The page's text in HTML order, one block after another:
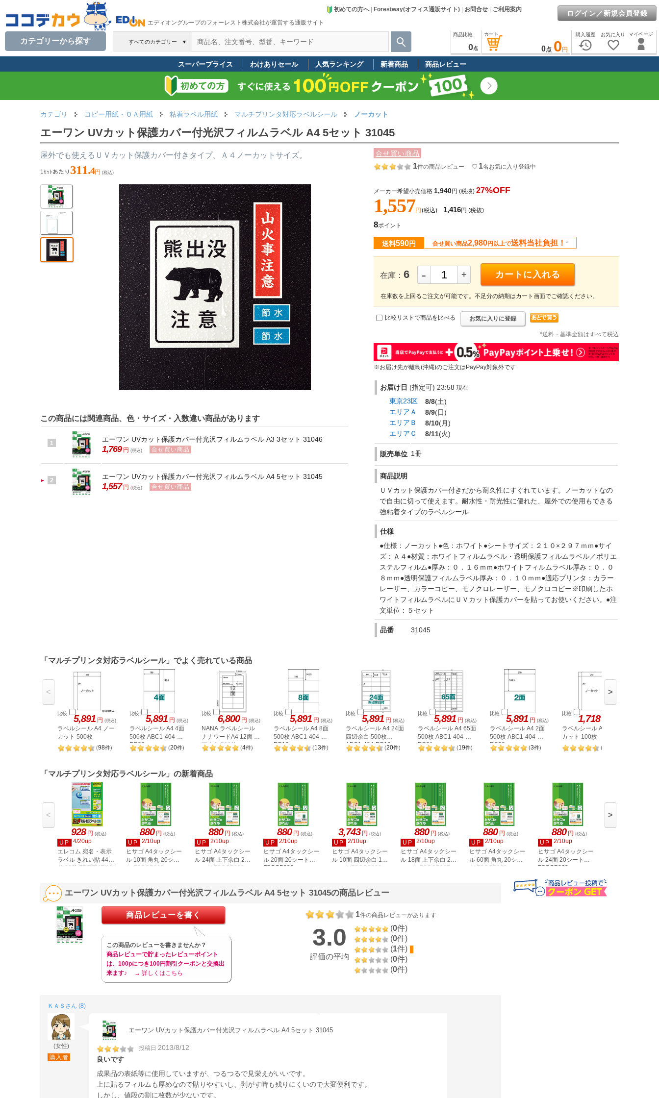
エディオングループのフォーレスト株式会社が運営する通販サイト
初めての方へ| Forestway(オフィス通販サイト) お問合せ ご利用案内 ログイン／新規会員登録
すべてのカテゴリー ▼
カテゴリーから探す
マイページ
お気に入り
favorite_border
購入履歴
history
カート
0点 0 円
商品比較
0点
スーパープライス わけありセール 人気ランキング 新着商品 商品レビュー
カテゴリ コピー用紙・ＯＡ用紙 粘着ラベル用紙 マルチプリンタ対応ラベルシール ノーカット
エーワン UVカット保護カバー付光沢フィルムラベル A4 5セット 31045
合せ買い商品
1件の商品レビュー ♡ 1名 お気に入り登録中
メーカー希望小売価格 1,940円 (税抜) 27%OFF
1,557円 (税込) 1,416円 (税抜)
8ポイント
送料590円 合せ買い商品2,980円以上で送料当社負担！ *
在庫： 6 - + カートに入れる
在庫数を上回るご注文が可能です。不足分の納期はカート画面でご確認ください。
比較リストで商品を比べる お気に入りに登録
*送料・基準金額はすべて税込
※お届け先が離島(沖縄)のご注文はPayPay対象外です
お届け日 (指定可) 23:58 現在
東京23区 8/8(土)
エリアＡ
8/9(日)
エリアＢ
8/10(月)
エリアＣ
8/11(火)
販売単位 1冊
商品説明
ＵＶカット保護カバー付きだから耐久性にすぐれています。ノーカットなの
で自由に切って使えます。耐水性・耐光性に優れた、屋外での使用もできる
強粘着タイプのラベルシール
仕様
●仕様：ノーカット●色：ホワイト●シートサイズ：２１０×２９７ｍｍ●サイ
ズ：Ａ４●材質：ホワイトフィルムラベル・透明保護フィルムラベル／ポリエ
ステルフィルム●厚み：０．１６ｍｍ●ホワイトフィルムラベル厚み：０．０
８ｍｍ●透明保護フィルムラベル厚み：０．１０ｍｍ●適応プリンタ：カラー
レーザー、カラーコピー、モノクロレーザー、モノクロコピー※印刷したホ
ワイトフィルムラベルにＵＶカット保護カバーを貼ってお使いください。●注
文単位：５セット
品番 31045
屋外でも使えるＵＶカット保護カバー付きタイプ。Ａ４ノーカットサイズ。
1ｾｯﾄあたり 311.4円 (税込)
この商品には関連商品、色・サイズ・入数違い商品があります
1 エーワン UVカット保護カバー付光沢フィルムラベル A3 3セット 31046
1,769 円 (税込) 合せ買い商品
2 エーワン UVカット保護カバー付光沢フィルムラベル A4 5セット 31045
1,557 円 (税込) 合せ買い商品
「マルチプリンタ対応ラベルシール」でよく売れている商品
比較 5,891 円 (税込)
ラベルシール A4 ノー
カット 500枚
(98件)
比較 5,891 円 (税込)
ラベルシール A4 4面
500枚 ABC1-404-
RB09
(20件)
比較 6,800 円 (税込)
NANA ラベルシール
ナナワードA4 12面 上
下余白 500枚
LDW12P
(4件)
比較 5,891 円 (税込)
ラベルシール A4 8面
500枚 ABC1-404-
RB10
(13件)
比較 5,891 円 (税込)
ラベルシール A4 24面
四辺余白 500枚
ABC1-404-RB19
(20件)
比較 5,891 円 (税込)
ラベルシール A4 65面
500枚 ABC1-404-
RB21
(19件)
比較 5,891 円 (税込)
ラベルシール A4 2面
500枚 ABC1-404-
RB08
(3件)
比較 1,718
ラベルシール A4 ノー
カット 100枚
(
< >
「マルチプリンタ対応ラベルシール」の新着商品
928 円 (税込)
UP
4/20up
エレコム 宛名・表示
ラベル きれい貼 44面
付 20枚 EDT-TMEX44
880 円 (税込)
UP
2/10up
ヒサゴ A4タックシー
ル 10面 角丸 20シー
ト FSCOP868
880 円 (税込)
UP
2/10up
ヒサゴ A4タックシー
ル 24面 上下余白 20
シート FSCOP883
880 円 (税込)
UP
2/10up
ヒサゴ A4タックシー
ル 20面 20シート
FSCOP985
3,743 円 (税込)
UP
2/10up
ヒサゴ A4タックシー
ル 10面 四辺余白 100
シート FSCGB888
880 円 (税込)
UP
2/10up
ヒサゴ A4タックシー
ル 18面 上下余白 20
シート FSCOP907
880 円 (税込)
UP
2/10up
ヒサゴ A4タックシー
ル 60面 角丸 20シー
ト FSCOP902
880 円 (税込)
UP
2/10up
ヒサゴ A4タックシー
ル 24面 20シート
FSCOP863
< >
エーワン UVカット保護カバー付光沢フィルムラベル A4 5セット 31045の商品レビュー
1件の商品レビューがあります
3.0
評価の平均
(0件)
(0件)
(1件)
(0件)
(0件)
商品レビューを書く
この商品のレビューを書きませんか？
商品レビューで貯まったレビューポイント
は、100pにつき100円割引クーポンと交換出
来ます♪
→ 詳しくはこちら
ＫＡＳさん (8)
(女性)
購入者
エーワン UVカット保護カバー付光沢フィルムラベル A4 5セット 31045
投稿日 2013/8/12
良いです
成果品の表紙等に使用していますが、つるつるで見栄えがいいです。
上に貼るフィルムも厚めなので貼りやすいし、剥がす時も残りにくいので大変便利です。
しかし、値段の割に枚数が少ないです。